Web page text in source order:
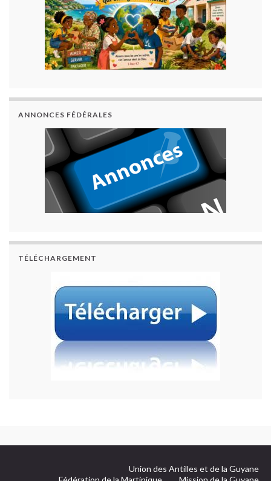
ANNONCES FÉDÉRALES
TÉLÉCHARGEMENT
Union des Antilles et de la Guyane